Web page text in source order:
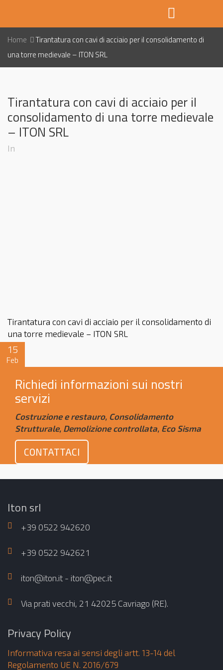
Home
Tirantatura con cavi di acciaio per il consolidamento di
una torre medievale – ITON SRL
15
Feb
Tirantatura con cavi di acciaio per il
consolidamento di una torre medievale
– ITON SRL
In
Tirantatura con cavi di acciaio per il consolidamento di
una torre medievale – ITON SRL
Richiedi informazioni sui nostri
servizi
Costruzione e restauro, Consolidamento
Strutturale, Demolizione controllata, Eco Sisma
CONTATTACI
Iton srl
+39 0522 942620
+39 0522 942621
iton@iton.it - iton@pec.it
Via prati vecchi, 21 42025 Cavriago (RE).
Privacy Policy
Informativa resa ai sensi degli artt. 13-14 del
Regolamento UE N. 2016/679